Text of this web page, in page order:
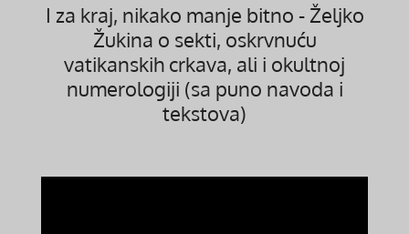
I za kraj, nikako manje bitno - Željko
Žukina o sekti, oskrvnuću
vatikanskih crkava, ali i okultnoj
numerologiji (sa puno navoda i
tekstova)